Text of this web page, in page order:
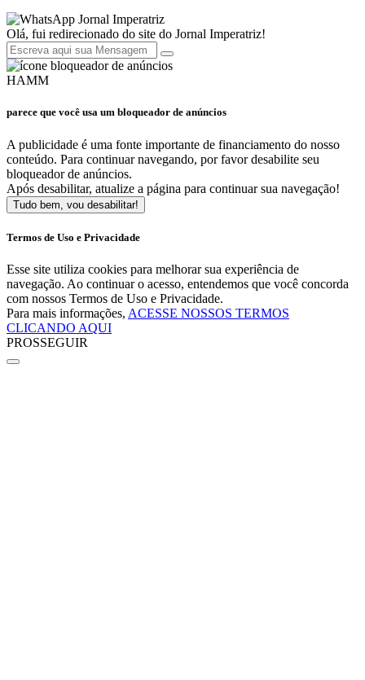
Jornal Imperatriz
Olá, fui redirecionado do site do Jornal Imperatriz!
HAMM
parece que você usa um bloqueador de anúncios
A publicidade é uma fonte importante de financiamento do nosso
conteúdo. Para continuar navegando, por favor desabilite seu
bloqueador de anúncios.
Após desabilitar, atualize a página para continuar sua navegação!
Tudo bem, vou desabilitar!
Termos de Uso e Privacidade
Esse site utiliza cookies para melhorar sua experiência de
navegação. Ao continuar o acesso, entendemos que você concorda
com nossos Termos de Uso e Privacidade.
Para mais informações, ACESSE NOSSOS TERMOS
CLICANDO AQUI
PROSSEGUIR